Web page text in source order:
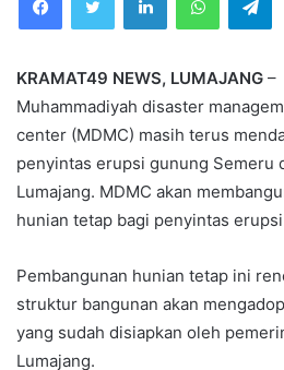
KRAMAT49 NEWS, LUMAJANG –
Muhammadiyah disaster
center (MDMC) masih terus
penyintas erupsi gunung Semeru
Lumajang. MDMC akan
hunian tetap bagi penyintas
Pembangunan hunian tetap ini
struktur bangunan akan
yang sudah disiapkan oleh
Lumajang.